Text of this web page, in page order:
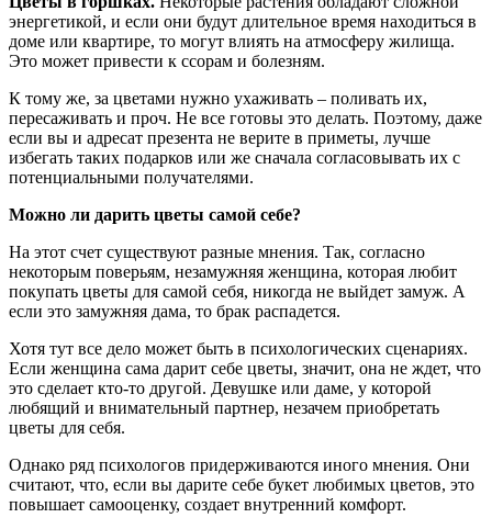
энергетикой, и если они будут длительное время находиться в
доме или квартире, то могут влиять на атмосферу жилища.
Это может привести к ссорам и болезням.
К тому же, за цветами нужно ухаживать – поливать их,
пересаживать и проч. Не все готовы это делать. Поэтому, даже
если вы и адресат презента не верите в приметы, лучше
избегать таких подарков или же сначала согласовывать их с
потенциальными получателями.
Можно ли дарить цветы самой себе?
На этот счет существуют разные мнения. Так, согласно
некоторым поверьям, незамужняя женщина, которая любит
покупать цветы для самой себя, никогда не выйдет замуж. А
если это замужняя дама, то брак распадется.
Хотя тут все дело может быть в психологических сценариях.
Если женщина сама дарит себе цветы, значит, она не ждет, что
это сделает кто-то другой. Девушке или даме, у которой
любящий и внимательный партнер, незачем приобретать
цветы для себя.
Однако ряд психологов придерживаются иного мнения. Они
считают, что, если вы дарите себе букет любимых цветов, это
повышает самооценку, создает внутренний комфорт.